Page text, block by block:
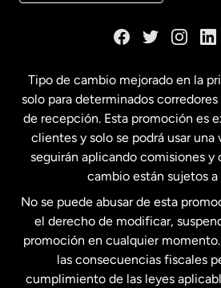
Estados Unidos
Estados Unidos
Francia
Malasia
Tipo de cambio mejorado en la
solo para determinados
de recepción. Esta promoción es
clientes y solo se podrá usar una
seguirán aplicando comisiones y
cambio están sujetos a
No se puede abusar de esta
el derecho de modificar,
promoción en cualquier
las consecuencias fiscales
cumplimiento de las leyes